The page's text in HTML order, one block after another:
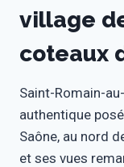
village
coteaux
Saint-Romain-
authentique
Saône, au nord
et ses vues